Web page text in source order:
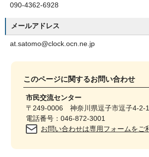
090-4362-6928
メールアドレス
at.satomo@clock.ocn.ne.jp
このページに関するお問い合わせ
市民交流センター
〒249-0006 神奈川県逗子市逗子4-2-
電話番号：046-872-3001
お問い合わせは専用フォームをご